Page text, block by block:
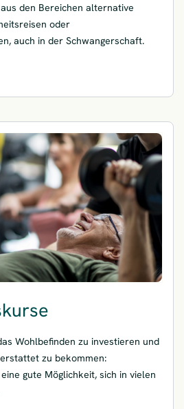
den Bereichen alternative
oder
auch in der Schwangerschaft.
Wohlbefinden zu investieren und
zu bekommen:
gute Möglichkeit, sich in vielen